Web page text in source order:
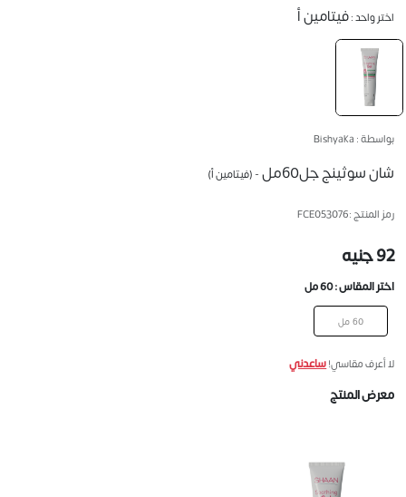
اختر واحد :فيتامين أ
بواسطة : Bishyaka
شان سوثينج جل60مل - (فيتامين أ)
رمز المنتج :FCE053076
92 جنيه
اختر المقاس :60 مل
60 مل
لا أعرف مقاسي!ساعدني
معرض المنتج